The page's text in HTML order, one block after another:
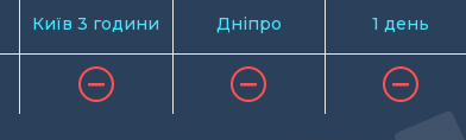
Київ 3 години Дніпро 1 день